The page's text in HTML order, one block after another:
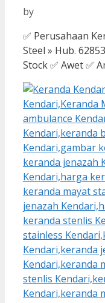
by
✅ Perusahaan
Steel » Hub.
Stock ✅ Awet ✅